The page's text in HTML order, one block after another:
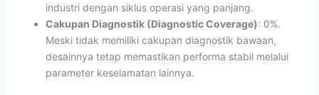
industri dengan siklus operasi yang panjang.
Cakupan Diagnostik (Diagnostic Coverage): 0%.
Meski tidak memiliki cakupan diagnostik bawaan,
desainnya tetap memastikan performa stabil melalui
parameter keselamatan lainnya.